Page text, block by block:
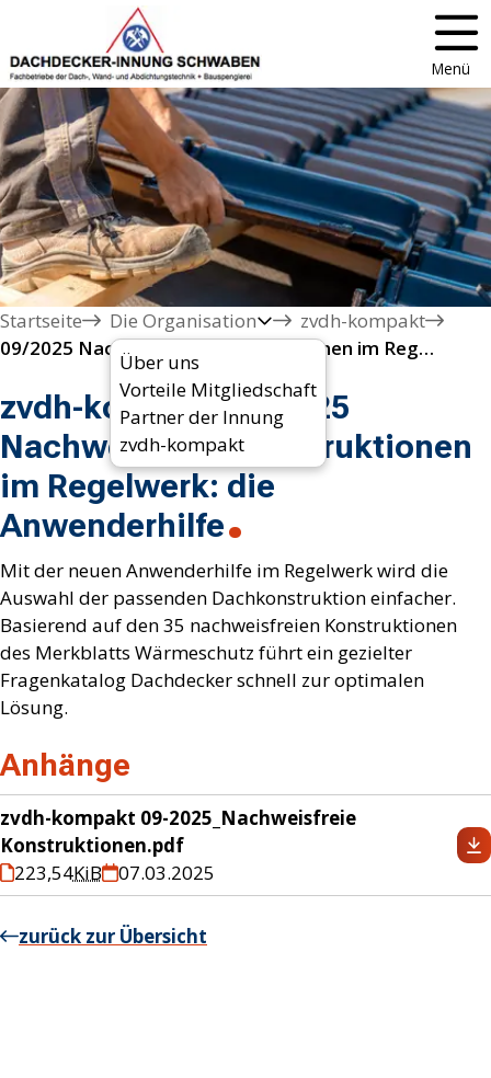
Menü
Startseite
Die Organisation
Über uns
Vorteile Mitgliedschaft
Partner der Innung
zvdh-kompakt
zvdh-kompakt
09/2025 Nachweisfreie Konstruktionen im Regelwerk: die Anwenderhilfe
zvdh-kompakt 09/2025
Nachweisfreie Konstruktionen
im Regelwerk: die
Anwenderhilfe
Mit der neuen Anwenderhilfe im Regelwerk wird die
Auswahl der passenden Dachkonstruktion einfacher.
Basierend auf den 35 nachweisfreien Konstruktionen
des Merkblatts Wärmeschutz führt ein gezielter
Fragenkatalog Dachdecker schnell zur optimalen
Lösung.
Anhänge
zvdh-kompakt 09-2025_Nachweisfreie
Konstruktionen.pdf
223,54KiB 07.03.2025
zurück zur Übersicht